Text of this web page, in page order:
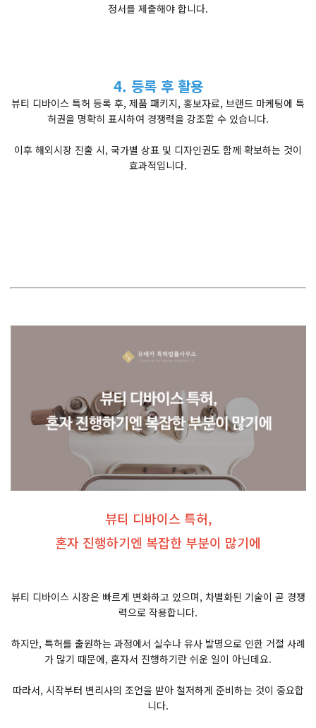
정서를 제출해야 합니다.
4. 등록 후 활용
뷰티 디바이스 특허 등록 후, 제품 패키지, 홍보자료, 브랜드 마케팅에 특
허권을 명확히 표시하여 경쟁력을 강조할 수 있습니다.
이후 해외시장 진출 시, 국가별 상표 및 디자인권도 함께 확보하는 것이
효과적입니다.
뷰티 디바이스 특허,
혼자 진행하기엔 복잡한 부분이 많기에
뷰티 디바이스 시장은 빠르게 변화하고 있으며, 차별화된 기술이 곧 경쟁
력으로 작용합니다.
하지만, 특허를 출원하는 과정에서 실수나 유사 발명으로 인한 거절 사례
가 많기 때문에, 혼자서 진행하기란 쉬운 일이 아닌데요.
따라서, 시작부터 변리사의 조언을 받아 철저하게 준비하는 것이 중요합
니다.